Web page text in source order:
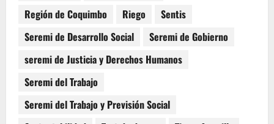
Región de Coquimbo
Riego
Sentis
Seremi de Desarrollo Social
Seremi de Gobierno
seremi de Justicia y Derechos Humanos
Seremi del Trabajo
Seremi del Trabajo y Previsión Social